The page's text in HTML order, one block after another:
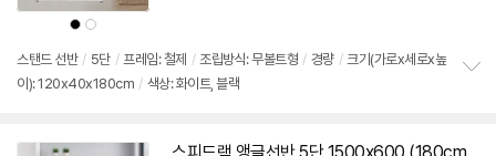
상
품
색
상
상
품
상
스탠드 선반 / 5단 / 프레임: 철제 / 조립방식: 무볼트형 / 경량 / 크기(가로x세로x높
이): 120x40x180cm / 색상: 화이트, 블랙